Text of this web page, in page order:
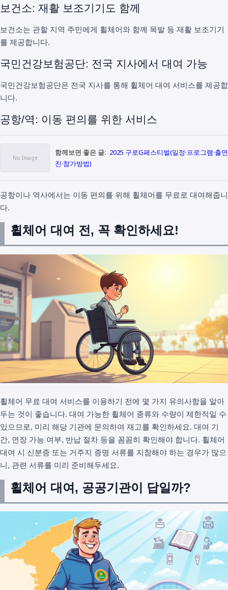
보건소: 재활 보조기기도 함께
보건소는 관할 지역 주민에게 휠체어와 함께 목발 등 재활 보조기기
를 제공합니다.
국민건강보험공단: 전국 지사에서 대여 가능
국민건강보험공단은 전국 지사를 통해 휠체어 대여 서비스를 제공합
니다.
공항/역: 이동 편의를 위한 서비스
함께보면 좋은 글: 2025 구로G페스티벌(일정·프로그램·출연
진·참가방법)
공항이나 역사에서는 이동 편의를 위해 휠체어를 무료로 대여해줍니
다.
휠체어 대여 전, 꼭 확인하세요!
휠체어 무료 대여 서비스를 이용하기 전에 몇 가지 유의사항을 알아
두는 것이 좋습니다. 대여 가능한 휠체어 종류와 수량이 제한적일 수
있으므로, 미리 해당 기관에 문의하여 재고를 확인하세요. 대여 기
간, 연장 가능 여부, 반납 절차 등을 꼼꼼히 확인해야 합니다. 휠체어
대여 시 신분증 또는 거주지 증명 서류를 지참해야 하는 경우가 많으
니, 관련 서류를 미리 준비해두세요.
휠체어 대여, 공공기관이 답일까?